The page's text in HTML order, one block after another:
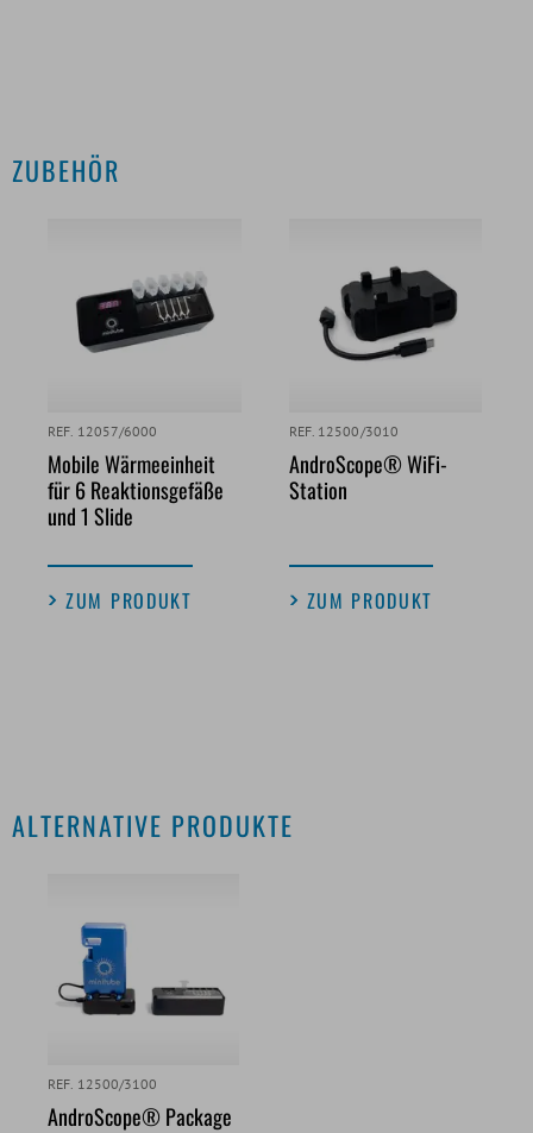
ZUBEHÖR
REF. 12057/6000
Mobile Wärmeeinheit
für 6 Reaktionsgefäße
und 1 Slide
ZUM PRODUKT
REF. 12500/3010
AndroScope® WiFi-
Station
ZUM PRODUKT
ALTERNATIVE PRODUKTE
REF. 12500/3100
AndroScope® Package